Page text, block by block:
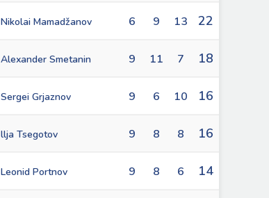
Nikolai Mamadžanov 6 9 13 22
Alexander Smetanin 9 11 7 18
Sergei Grjaznov 9 6 10 16
llja Tsegotov 9 8 8 16
Leonid Portnov 9 8 6 14